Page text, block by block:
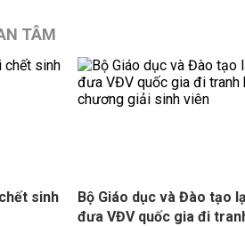
TÂM
sinh
Bộ Giáo dục và Đào tạo
đưa VĐV quốc gia đi